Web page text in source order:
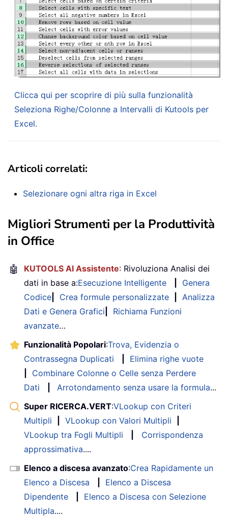
Clicca qui per scoprire di più sulla funzionalità
Seleziona Righe/Colonne a Intervalli di Kutools per
Excel.
Articoli correlati:
Selezionare ogni altra riga in Excel
Migliori Strumenti per la Produttività
in Office
🤖 KUTOOLS AI Assistente: Rivoluziona Analisi dei
dati in base a:Esecuzione Intelligente
Genera
Codice
Crea formule personalizzate
Analizza
Dati e Genera Grafici
Richiama Funzioni
avanzate…
Funzionalità Popolari:Trova, Evidenzia o
Contrassegna Duplicati
Elimina righe vuote
Combinare Colonne o Celle senza Perdere
Dati
Arrotondamento senza usare la formula...
Super RICERCA.VERT:VLookup con Criteri
Multipli
VLookup con Valori Multipli
VLookup tra Fogli Multipli
Corrispondenza
approssimativa....
Elenco a discesa avanzato:Crea Rapidamente un
Elenco a Discesa
Elenco a Discesa
Dipendente
Elenco a Discesa con Selezione
Multipla....